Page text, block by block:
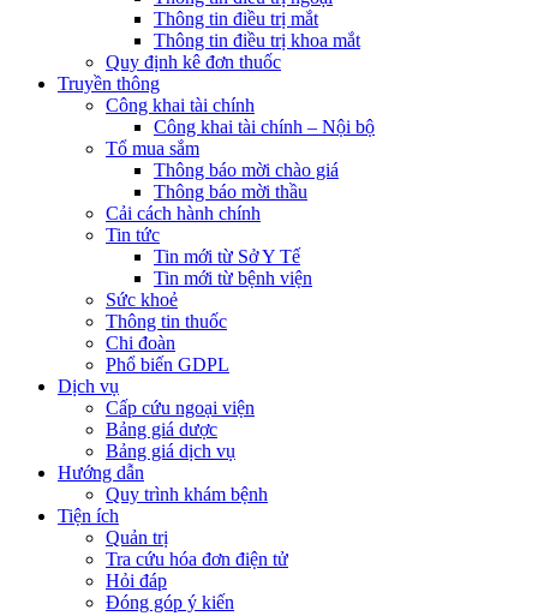
Thông tin điều trị mắt
Thông tin điều trị khoa mắt
Quy định kê đơn thuốc
Truyền thông
Công khai tài chính
Công khai tài chính – Nội bộ
Tổ mua sắm
Thông báo mời chào giá
Thông báo mời thầu
Cải cách hành chính
Tin tức
Tin mới từ Sở Y Tế
Tin mới từ bệnh viện
Sức khoẻ
Thông tin thuốc
Chi đoàn
Phổ biến GDPL
Dịch vụ
Cấp cứu ngoại viện
Bảng giá dược
Bảng giá dịch vụ
Hướng dẫn
Quy trình khám bệnh
Tiện ích
Quản trị
Tra cứu hóa đơn điện tử
Hỏi đáp
Đóng góp ý kiến